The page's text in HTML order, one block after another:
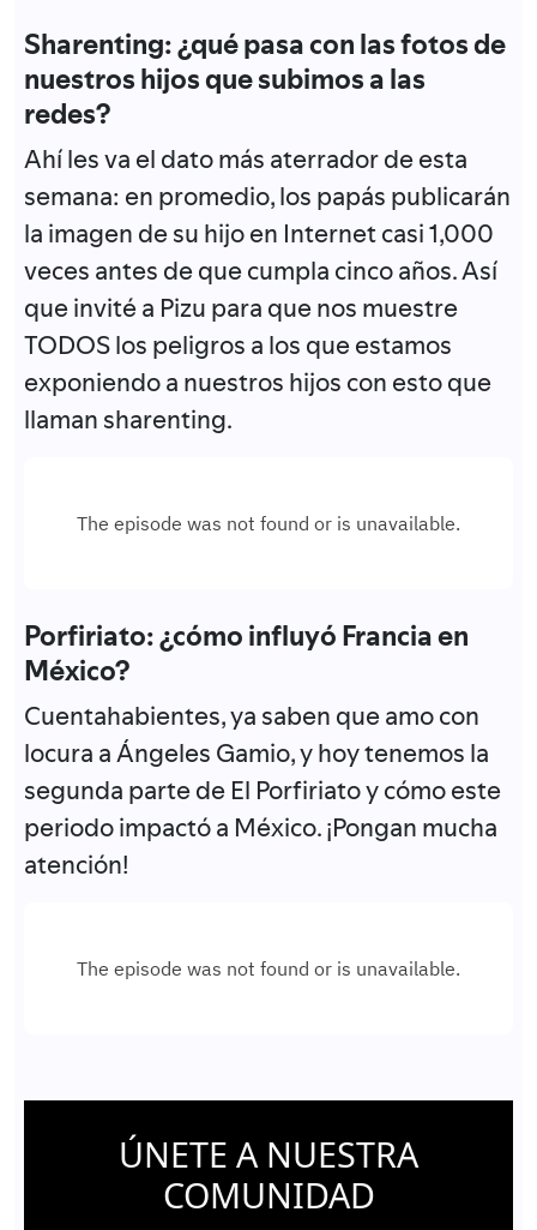
Sharenting: ¿qué pasa con las fotos de
nuestros hijos que subimos a las
redes?
Ahí les va el dato más aterrador de esta
semana: en promedio, los papás publicarán
la imagen de su hijo en Internet casi 1,000
veces antes de que cumpla cinco años. Así
que invité a Pizu para que nos muestre
TODOS los peligros a los que estamos
exponiendo a nuestros hijos con esto que
llaman sharenting.
Porfiriato: ¿cómo influyó Francia en
México?
Cuentahabientes, ya saben que amo con
locura a Ángeles Gamio, y hoy tenemos la
segunda parte de El Porfiriato y cómo este
periodo impactó a México. ¡Pongan mucha
atención!
ÚNETE A NUESTRA
COMUNIDAD